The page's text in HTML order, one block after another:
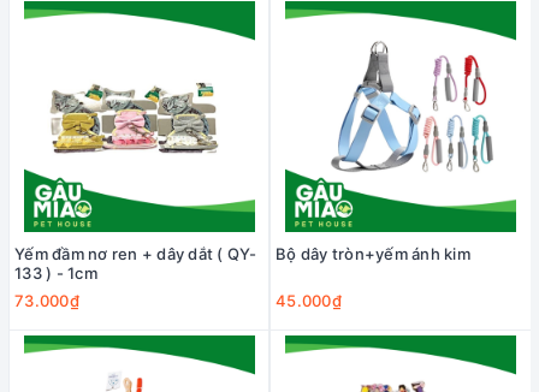
Yếm đầm nơ ren + dây dắt ( QY-
133 ) - 1cm
73.000₫
Bộ dây tròn+yếm ánh kim
45.000₫